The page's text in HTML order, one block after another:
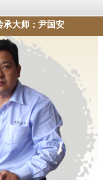
承大师：尹国安